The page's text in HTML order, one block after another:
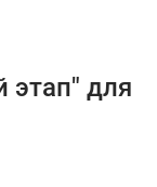
этап" для